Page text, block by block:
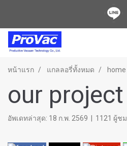
หน้าแรก แกลลอรี่ทั้งหมด home
our project
อัพเดทล่าสุด: 18 ก.พ. 2569 1121 ผู้ชม